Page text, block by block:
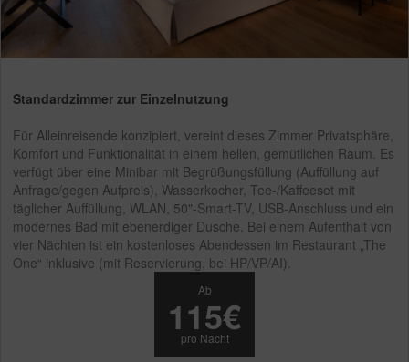
Standardzimmer zur Einzelnutzung
Für Alleinreisende konzipiert, vereint dieses Zimmer Privatsphäre,
Komfort und Funktionalität in einem hellen, gemütlichen Raum. Es
verfügt über eine Minibar mit Begrüßungsfüllung (Auffüllung auf
Anfrage/gegen Aufpreis), Wasserkocher, Tee-/Kaffeeset mit
täglicher Auffüllung, WLAN, 50"-Smart-TV, USB-Anschluss und ein
modernes Bad mit ebenerdiger Dusche. Bei einem Aufenthalt von
vier Nächten ist ein kostenloses Abendessen im Restaurant „The
One“ inklusive (mit Reservierung, bei HP/VP/AI).
Ab
115€
pro Nacht